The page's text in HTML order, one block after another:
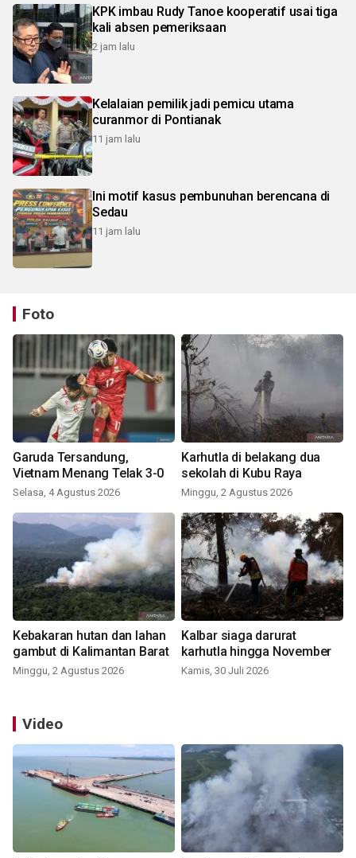
KPK imbau Rudy Tanoe kooperatif usai tiga
kali absen pemeriksaan
2 jam lalu
Kelalaian pemilik jadi pemicu utama
curanmor di Pontianak
11 jam lalu
Ini motif kasus pembunuhan berencana di
Sedau
11 jam lalu
Foto
Garuda Tersandung,
Vietnam Menang Telak 3-0
Selasa, 4 Agustus 2026
Karhutla di belakang dua
sekolah di Kubu Raya
Minggu, 2 Agustus 2026
Kebakaran hutan dan lahan
gambut di Kalimantan Barat
Minggu, 2 Agustus 2026
Kalbar siaga darurat
karhutla hingga November
Kamis, 30 Juli 2026
Video